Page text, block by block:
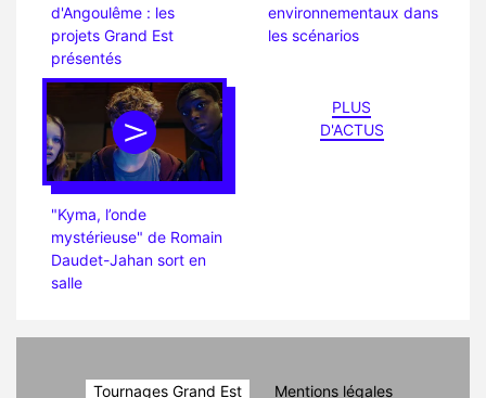
d'Angoulême : les
projets Grand Est
présentés
environnementaux dans
les scénarios
"Kyma, l’onde
mystérieuse" de Romain
Daudet-Jahan sort en
salle
PLUS
D'ACTUS
Tournages Grand Est Mentions légales